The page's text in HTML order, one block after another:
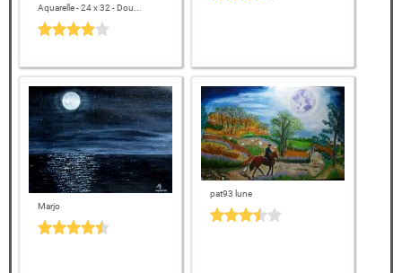
Aquarelle - 24 x 32 - Dou...
Marjo
pat93 lune